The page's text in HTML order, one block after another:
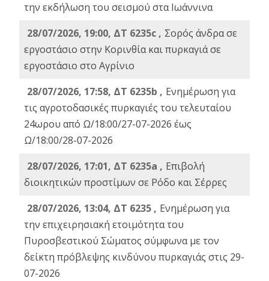
την εκδήλωση του σεισμού στα Ιωάννινα
28/07/2026, 19:00, ΔΤ 6235c , Σορός άνδρα σε
εργοστάσιο στην Κορινθία και πυρκαγιά σε
εργοστάσιο στο Αγρίνιο
28/07/2026, 17:58, ΔΤ 6235b , Ενημέρωση για
τις αγροτοδασικές πυρκαγιές του τελευταίου
24ωρου από Ω/18:00/27-07-2026 έως
Ω/18:00/28-07-2026
28/07/2026, 17:01, ΔΤ 6235a , Eπιβολή
διοικητικών προστίμων σε Ρόδο και Σέρρες
28/07/2026, 13:04, ΔΤ 6235 , Ενημέρωση για
την επιχειρησιακή ετοιμότητα του
Πυροσβεστικού Σώματος σύμφωνα με τον
δείκτη πρόβλεψης κινδύνου πυρκαγιάς στις 29-
07-2026